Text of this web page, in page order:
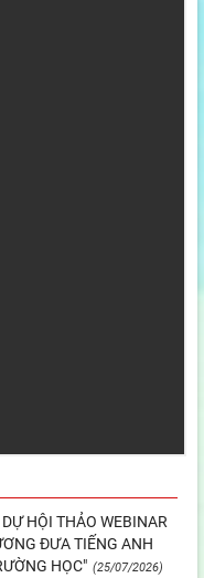
HỘI THẢO WEBINAR
ĐƯA TIẾNG ANH
HỌC" (25/07/2026)